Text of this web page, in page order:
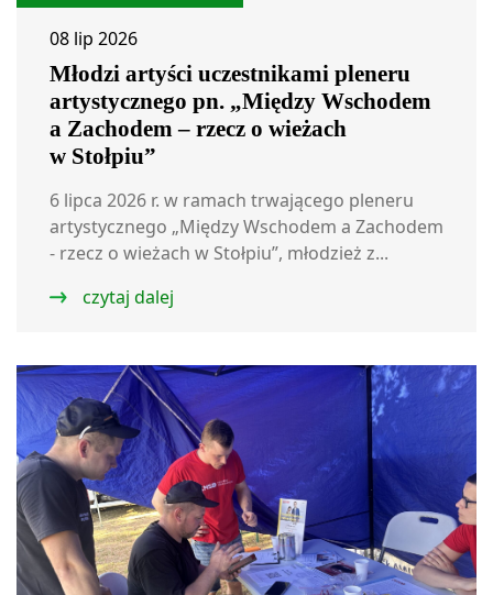
08 lip 2026
Młodzi artyści uczestnikami pleneru
artystycznego pn. „Między Wschodem
a Zachodem – rzecz o wieżach
w Stołpiu”
6 lipca 2026 r. w ramach trwającego pleneru
artystycznego „Między Wschodem a Zachodem
- rzecz o wieżach w Stołpiu”, młodzież z...
czytaj dalej